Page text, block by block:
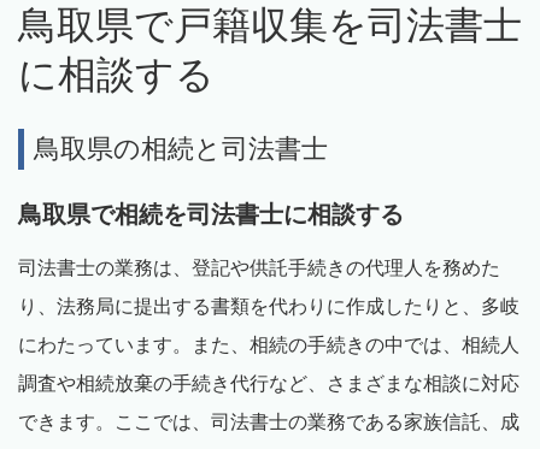
鳥取県で戸籍収集を司法書士
に相談する
鳥取県の相続と司法書士
鳥取県で相続を司法書士に相談する
司法書士の業務は、登記や供託手続きの代理人を務めた
り、法務局に提出する書類を代わりに作成したりと、多岐
にわたっています。また、相続の手続きの中では、相続人
調査や相続放棄の手続き代行など、さまざまな相談に対応
できます。ここでは、司法書士の業務である家族信託、成